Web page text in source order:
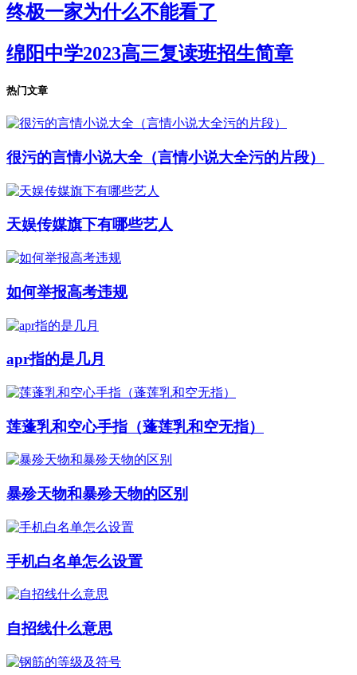
终极一家为什么不能看了
绵阳中学2023高三复读班招生简章
热门文章
很污的言情小说大全（言情小说大全污的片段）
天娱传媒旗下有哪些艺人
如何举报高考违规
apr指的是几月
莲蓬乳和空心手指（蓬莲乳和空无指）
暴殄天物和暴殄天物的区别
手机白名单怎么设置
自招线什么意思